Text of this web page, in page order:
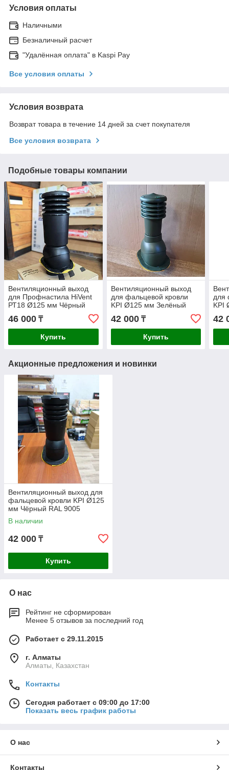
Условия оплаты
Наличными
Безналичный расчет
"Удалённая оплата" в Kaspi Pay
Все условия оплаты
Условия возврата
Возврат товара в течение 14 дней за счет покупателя
Все условия возврата
Подобные товары компании
Вентиляционный выход
для Профнастила HiVent
РТ18 Ø125 мм Чёрный
RAL 9005 утеплённый
46 000 ₸
Купить
Вентиляционный выход
для фальцевой кровли
KPI Ø125 мм Зелёный
RAL 6020
42 000₸
Купить
для
KPI
42
Акционные предложения и новинки
Вентиляционный выход для
фальцевой кровли KPI Ø125
мм Чёрный RAL 9005
В наличии
42 000 ₸
Купить
О нас
Рейтинг не сформирован
Менее 5 отзывов за последний год
Работает с 29.11.2015
г. Алматы
Алматы, Казахстан
Контакты
Сегодня работает с 09:00 до 17:00
Показать весь график работы
О нас
Контакты